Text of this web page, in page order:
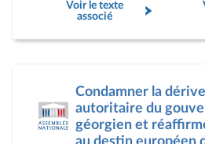
Voir le texte
associé
Condamner la
autoritaire du
géorgien et
au destin européen